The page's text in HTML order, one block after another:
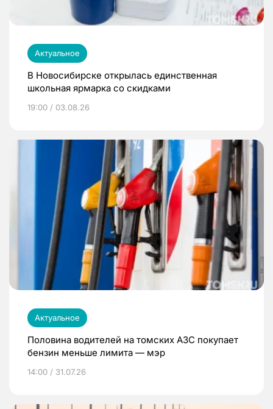
Актуальное
В Новосибирске открылась единственная
школьная ярмарка со скидками
19:00 / 03.08.26
Актуальное
Половина водителей на томских АЗС покупает
бензин меньше лимита — мэр
14:00 / 31.07.26